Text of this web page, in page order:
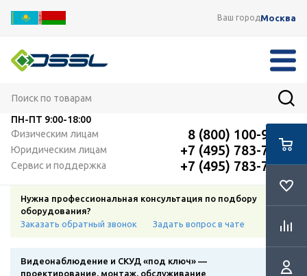
Ваш городМосква
ПН-ПТ 9:00-18:00
Физическим лицам
8 (800) 100-91-12
Юридическим лицам +7 (495) 783-72-87
Сервис и поддержка +7 (495) 783-72-87
Нужна профессиональная консультация по подбору
оборудования?
Заказать обратный звонок
Задать вопрос в чате
Видеонаблюдение и СКУД «под ключ» —
проектирование, монтаж, обслуживание